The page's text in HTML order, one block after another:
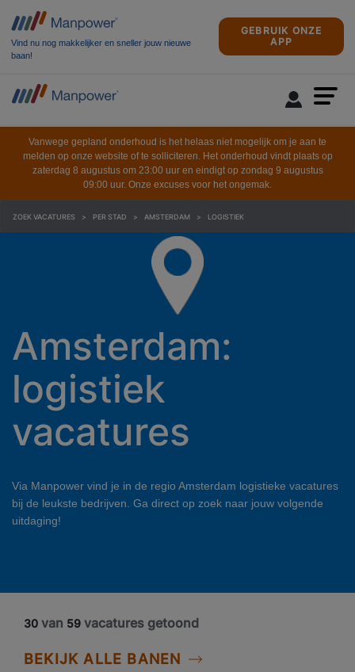
Vind nu nog makkelijker en sneller jouw nieuwe
baan!
GEBRUIK ONZE
APP
Vanwege gepland onderhoud is het helaas niet mogelijk om je aan te
melden op onze website of te solliciteren. Het onderhoud vindt plaats op
zaterdag 8 augustus om 23:00 uur en eindigt op zondag 9 augustus
09:00 uur. Onze excuses voor het ongemak.
ZOEK VACATURES PER STAD AMSTERDAM LOGISTIEK
Amsterdam:
logistiek
vacatures
Via Manpower vind je in de regio Amsterdam logistieke vacatures
bij de leukste bedrijven. Ga direct op zoek naar jouw volgende
uitdaging!
BEKIJK ALLE BANEN
30 van 59 vacatures getoond